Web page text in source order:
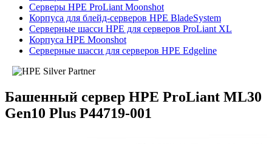
Серверы HPE ProLiant Moonshot
Корпуса для блейд-серверов HPE BladeSystem
Серверные шасси HPE для серверов ProLiant XL
Корпуса HPE Moonshot
Серверные шасси для серверов HPE Edgeline
Башенный сервер HPE ProLiant ML30
Gen10 Plus P44719-001